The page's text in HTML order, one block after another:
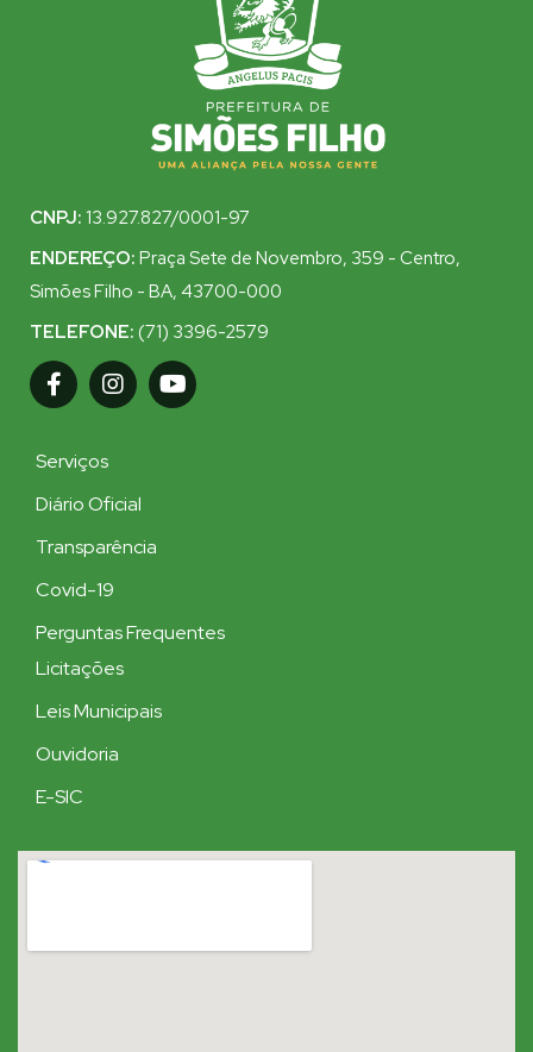
CNPJ: 13.927.827/0001-97
ENDEREÇO: Praça Sete de Novembro, 359 - Centro,
Simões Filho - BA, 43700-000
TELEFONE: (71) 3396-2579
Serviços
Diário Oficial
Transparência
Covid-19
Perguntas Frequentes
Licitações
Leis Municipais
Ouvidoria
E-SIC